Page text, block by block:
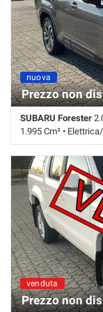
Distance Control •
sdoppiato •
elettrici •
ordinabile
Prezzo non
SUBARU Forester
1.995 Cm³ •
0 Km • Cambio
Airbag • Airbag
Alzacristalli elettrici •
centralizzata •
ESP • Fendinebbia
Regolazione
Servosterzo •
Telecamera per
venduta
Prezzo non